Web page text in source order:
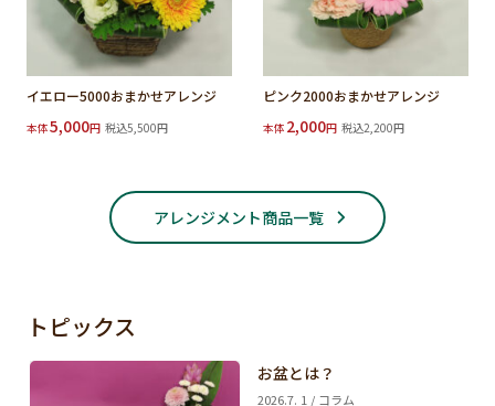
イエロー5000おまかせアレンジ
本体5,000円 税込5,500円
ピンク2000おまかせアレンジ
本体 2,000円 税込2,200円
アレンジメント商品一覧
トピックス
お盆とは？
2026.7. 1 / コラム